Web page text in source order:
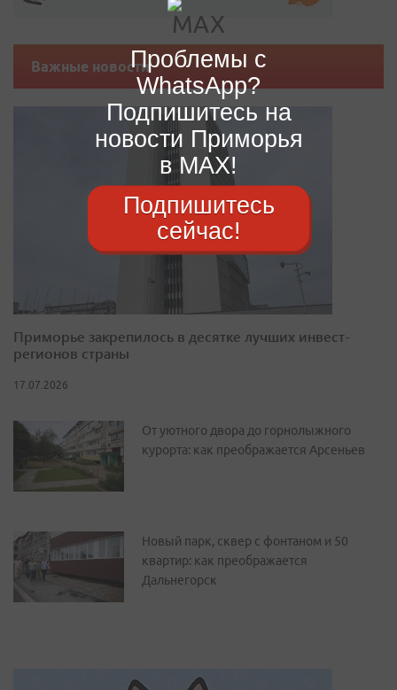
Важные новости
Приморье закрепилось в десятке лучших инвест-
регионов страны
17.07.2026
От уютного двора до горнолыжного
курорта: как преображается Арсеньев
Новый парк, сквер с фонтаном и 50
квартир: как преображается
Дальнегорск
Проблемы с
WhatsApp?
Подпишитесь на
новости Приморья
в MAX!
Подпишитесь
сейчас!